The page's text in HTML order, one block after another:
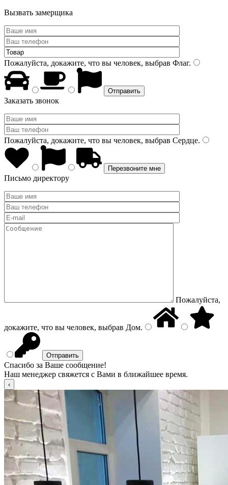
Вызвать замерщика
Пожалуйста, докажите, что вы человек, выбрав Флаг.
Заказать звонок
Пожалуйста, докажите, что вы человек, выбрав Сердце.
Письмо директору
Пожалуйста,
докажите, что вы человек, выбрав Дом.
Спасибо за Ваше сообщение!
Наш менеджер свяжется с Вами в ближайшее время.